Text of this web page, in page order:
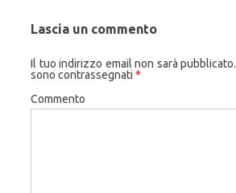
Lascia un commento
Il tuo indirizzo email non sarà pubblicato.
sono contrassegnati *
Commento